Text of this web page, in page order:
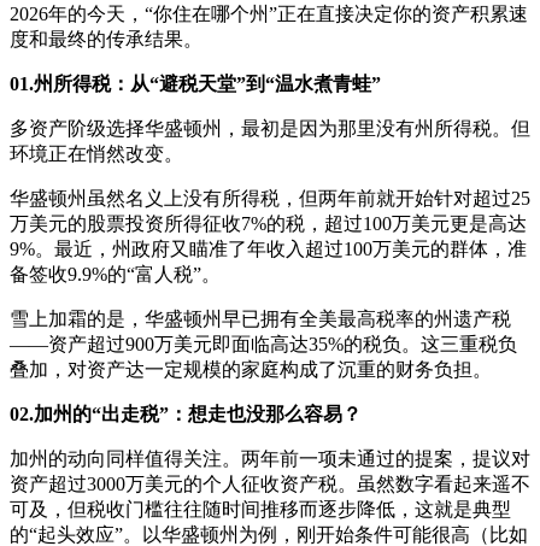
2026年的今天，“你住在哪个州”正在直接决定你的资产积累速
度和最终的传承结果。
01.州所得税：从“避税天堂”到“温水煮青蛙”
多资产阶级选择华盛顿州，最初是因为那里没有州所得税。但
环境正在悄然改变。
华盛顿州虽然名义上没有所得税，但两年前就开始针对超过25
万美元的股票投资所得征收7%的税，超过100万美元更是高达
9%。最近，州政府又瞄准了年收入超过100万美元的群体，准
备签收9.9%的“富人税”。
雪上加霜的是，华盛顿州早已拥有全美最高税率的州遗产税
——资产超过900万美元即面临高达35%的税负。这三重税负
叠加，对资产达一定规模的家庭构成了沉重的财务负担。
02.加州的“出走税”：想走也没那么容易？
加州的动向同样值得关注。两年前一项未通过的提案，提议对
资产超过3000万美元的个人征收资产税。虽然数字看起来遥不
可及，但税收门槛往往随时间推移而逐步降低，这就是典型
的“起头效应”。以华盛顿州为例，刚开始条件可能很高（比如